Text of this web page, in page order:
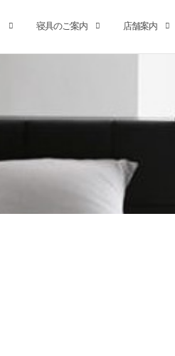
寝具のご案内 店舗案内